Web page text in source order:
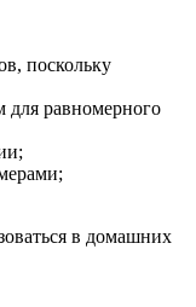
поскольку
для равномерного